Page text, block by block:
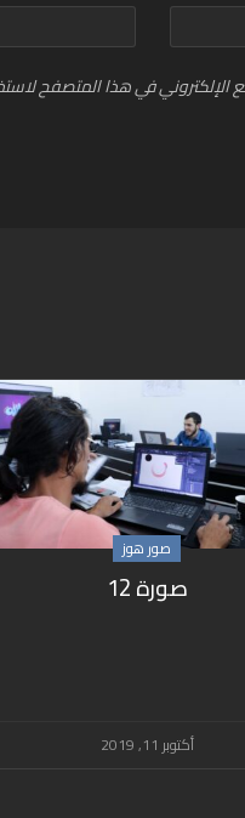
في هذا المتصفح
صور هوز
صورة 12
أكتوبر 11, 2019